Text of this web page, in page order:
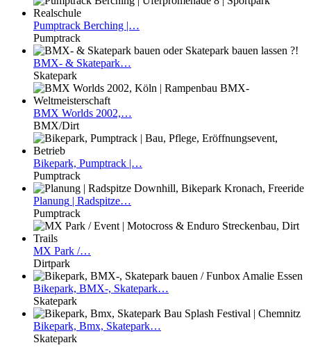
Pumptrack Berching |…
Pumptrack
BMX- & Skatepark…
Skatepark
BMX Worlds 2002,…
BMX/Dirt
Bikepark, Pumptrack |…
Pumptrack
Planung | Radspitze…
Pumptrack
MX Park /…
Dirtpark
Bikepark, BMX-, Skatepark…
Skatepark
Bikepark, Bmx, Skatepark…
Skatepark